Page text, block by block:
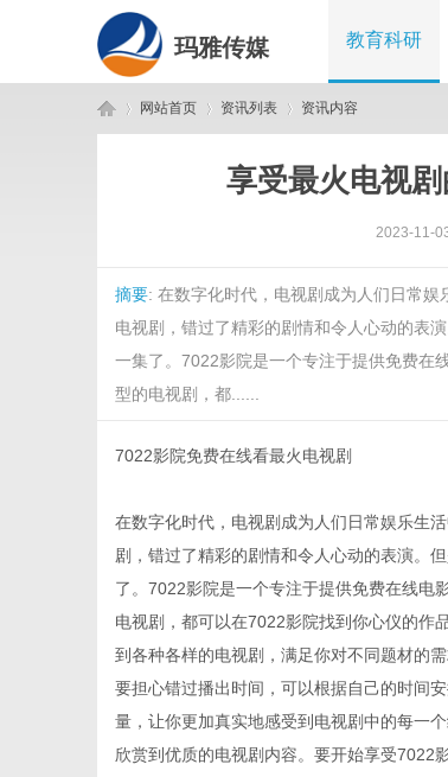
玛雅传媒 教育科研
网站首页 资讯列表 资讯内容
享受最火电视
2023-11-
摘要: 在数字化时代，电视剧成为人们日常
电视剧，错过了精彩的剧情和令人心动的表
一集了。7022影院是一个专注于提供免费在
型的电视剧，都......
7022影院免费在线看最火电视剧
在数字化时代，电视剧成为人们日常娱乐生
剧，错过了精彩的剧情和令人心动的表演。
了。7022影院是一个专注于提供免费在线电
电视剧，都可以在7022影院找到你心仪的作
到各种各样的电视剧，满足你对不同题材的
要担心错过播出时间，可以根据自己的时间
量，让你更加真实地感受到电视剧中的每一
欣赏到优质的电视剧内容。要开始享受7022